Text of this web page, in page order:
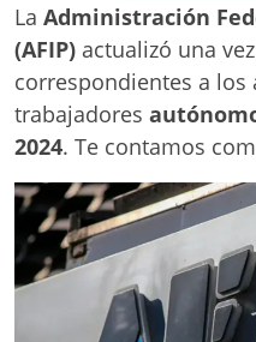
La Administración
(AFIP) actualizó una
correspondientes a los
trabajadores
2024. Te contamos